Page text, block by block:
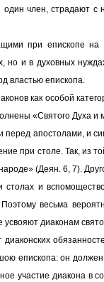
член, страдают с
при епископе
но и в духовных
властью епископа.
как особой
«Святого Духа и
перед апостолами, и
при столе. Так, из
(Деян. 6, 7).
и
весьма
усвояют диаконам
диаконских
епископа: он
участие диакона в